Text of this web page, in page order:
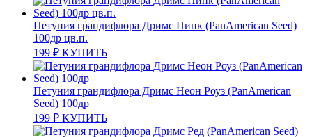
Петуния грандифлора Дримс Пинк (PanAmerican Seed)
100др цв.п.
199 ₽ КУПИТЬ
Петуния грандифлора Дримс Неон Роуз (PanAmerican
Seed) 100др
199 ₽ КУПИТЬ